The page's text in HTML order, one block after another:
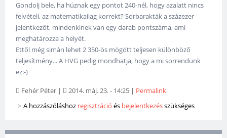
Gondolj bele, ha húznak egy pontot 240-nél, hogy azalatt nincs
felvételi, az matematikailag korrekt? Sorbarakták a százezer
jelentkezőt, mindenkinek van egy darab pontszáma, ami
meghatározza a helyét.
Ettől még simán lehet 2 350-ös mögött teljesen különböző
teljesítmény... A HVG pedig mondhatja, hogy a mi sorrendünk
ez:-)
Fehér Péter | 2014. máj. 23. - 14:25 | Permalink
A hozzászóláshoz regisztráció és bejelentkezésszükséges